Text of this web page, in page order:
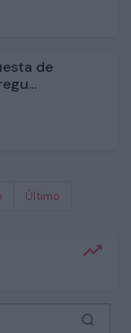
de
Último